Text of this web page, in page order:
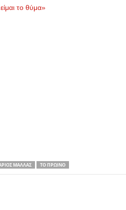
το θύμα»
ΜΑΛΛΆΣ ΤΟ ΠΡΩΙΝΌ